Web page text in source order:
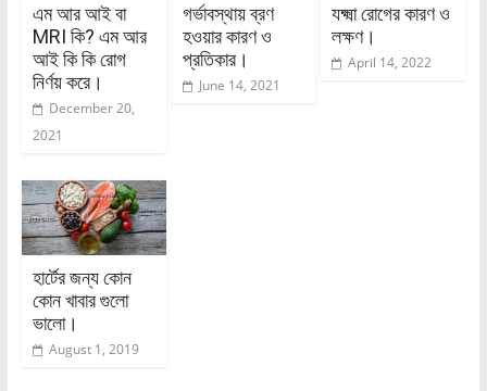
এম আর আই বা
MRI কি? এম আর
আই কি কি রোগ
নির্ণয় করে।
December 20,
2021
গর্ভাবস্থায় ব্রণ
হওয়ার কারণ ও
প্রতিকার।
June 14, 2021
যক্ষ্মা রোগের কারণ ও
লক্ষণ।
April 14, 2022
হার্টের জন্য কোন
কোন খাবার গুলো
ভালো।
August 1, 2019